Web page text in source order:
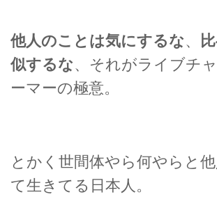
他人のことは気にするな、
似するな、 それがライブチ
ーマーの極意。
とかく世間体やら何やらと
て生きてる日本人。